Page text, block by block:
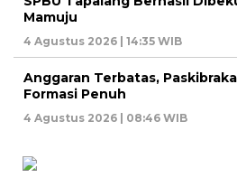
Mamuju
4 Agustus 2026 | 14:35 WIB
Anggaran Terbatas,
Formasi Penuh
4 Agustus 2026 | 08:46 WIB